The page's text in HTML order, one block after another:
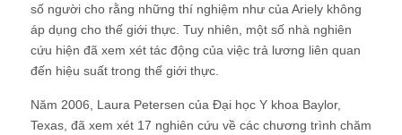
số người cho rằng những thí nghiệm như của Ariely không
áp dụng cho thế giới thực. Tuy nhiên, một số nhà nghiên
cứu hiện đã xem xét tác động của việc trả lương liên quan
đến hiệu suất trong thế giới thực.
Năm 2006, Laura Petersen của Đại học Y khoa Baylor,
Texas, đã xem xét 17 nghiên cứu về các chương trình chăm